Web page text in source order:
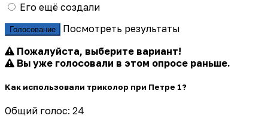
Его ещё создали
Голосование
Посмотреть результаты
Пожалуйста, выберите вариант!
Вы уже голосовали в этом опросе раньше.
Как использовали триколор при Петре 1?
Общий голос: 24